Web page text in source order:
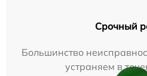
Срочный
Большинство
устраняем в